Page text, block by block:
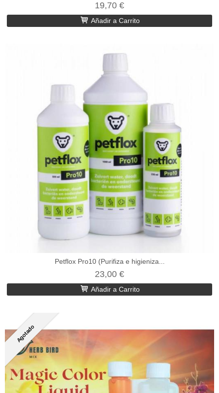
19,70 €
Añadir a Carrito
Petflox Pro10 (Purifiza e higieniza...
23,00 €
Añadir a Carrito
Agotado